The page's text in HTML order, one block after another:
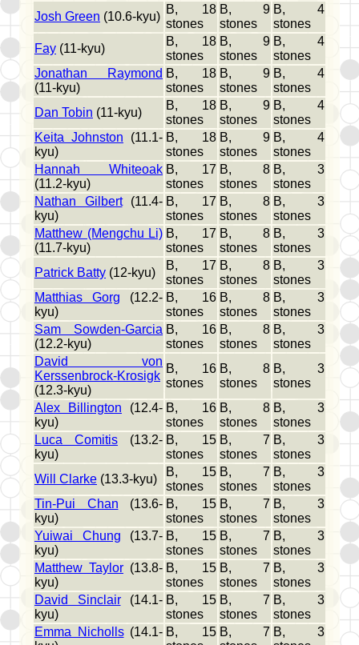
Josh Green (10.6-kyu)
B, 18
stones
B, 9
stones
B, 4
stones
Fay (11-kyu)
B, 18
stones
B, 9
stones
B, 4
stones
Jonathan Raymond
(11-kyu)
B, 18
stones
B, 9
stones
B, 4
stones
Dan Tobin (11-kyu)
B, 18
stones
B, 9
stones
B, 4
stones
Keita Johnston (11.1-
kyu)
B, 18
stones
B, 9
stones
B, 4
stones
Hannah Whiteoak
(11.2-kyu)
B, 17
stones
B, 8
stones
B, 3
stones
Nathan Gilbert(11.4-
kyu)
B, 17
stones
B, 8
stones
B, 3
stones
Matthew (Mengchu Li)
(11.7-kyu)
B, 17
stones
B, 8
stones
B, 3
stones
Patrick Batty (12-kyu)
B, 17
stones
B, 8
stones
B, 3
stones
Matthias Gorg (12.2-
kyu)
B, 16
stones
B, 8
stones
B, 3
stones
Sam Sowden-Garcia
(12.2-kyu)
B, 16
stones
B, 8
stones
B, 3
stones
David von
Kerssenbrock-Krosigk
(12.3-kyu)
B, 16
stones
B, 8
stones
B, 3
stones
Alex Billington (12.4-
kyu)
B, 16
stones
B, 8
stones
B, 3
stones
Luca Comitis (13.2-
kyu)
B, 15
stones
B, 7
stones
B, 3
stones
Will Clarke (13.3-kyu)
B, 15
stones
B, 7
stones
B, 3
stones
Tin-Pui Chan (13.6-
kyu)
B, 15
stones
B, 7
stones
B, 3
stones
Yuiwai Chung (13.7-
kyu)
B, 15
stones
B, 7
stones
B, 3
stones
Matthew Taylor (13.8-
kyu)
B, 15
stones
B, 7
stones
B, 3
stones
David Sinclair(14.1-
kyu)
B, 15
stones
B, 7
stones
B, 3
stones
Emma Nicholls(14.1- B, 15 B, 7 B, 3